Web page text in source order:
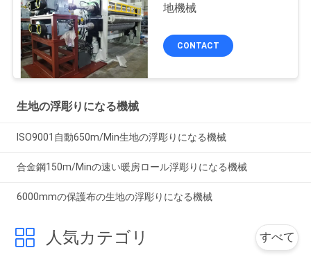
地機械
CONTACT
生地の浮彫りになる機械
ISO9001自動650m/Min生地の浮彫りになる機械
合金鋼150m/Minの速い暖房ロール浮彫りになる機械
6000mmの保護布の生地の浮彫りになる機械
人気カテゴリ すべて